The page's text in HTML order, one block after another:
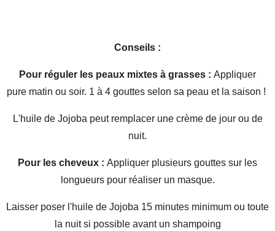
Conseils :
Pour réguler les peaux mixtes à grasses : Appliquer
pure matin ou soir. 1 à 4 gouttes selon sa peau et la saison !
L'huile de Jojoba peut remplacer une crème de jour ou de
nuit.
Pour les cheveux : Appliquer plusieurs gouttes sur les
longueurs pour réaliser un masque.
Laisser poser l'huile de Jojoba 15 minutes minimum ou toute
la nuit si possible avant un shampoing